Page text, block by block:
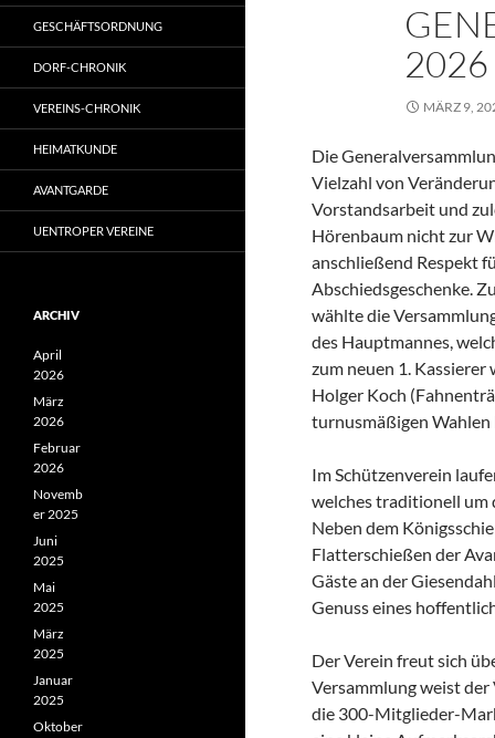
2026
MÄRZ 9,
Die
Vielzahl von
Vorstandsarbeit und
Hörenbaum nicht zur
anschließend Respekt
Abschiedsgeschenke.
wählte die
des Hauptmannes,
zum neuen 1.
Holger Koch
turnusmäßigen
Im Schützenverein
welches traditionell um
Neben dem
Flatterschießen der
Gäste an der
Genuss eines
Der Verein freut sich
Versammlung weist
die 300-Mitglieder-
GESCHÄFTSORDNUNG
DORF-CHRONIK
VEREINS-CHRONIK
HEIMATKUNDE
AVANTGARDE
UENTROPER VEREINE
ARCHIV
April
2026
März
2026
Februar
2026
Novemb
er 2025
Juni
2025
Mai
2025
März
2025
Januar
2025
Oktober